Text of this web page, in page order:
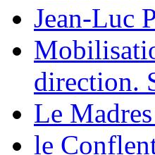
Jean-Luc
direction.
Le
le